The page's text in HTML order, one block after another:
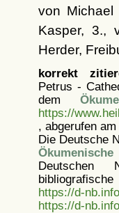
von Michael
Kasper, 3.,
Herder,
korrekt
Petrus -
dem
https://
, abgerufen
Die Deutsche
Deutschen
https://d-
https://d-